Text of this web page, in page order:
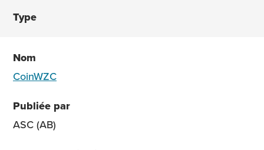
CoinWZC
ASC (AB)